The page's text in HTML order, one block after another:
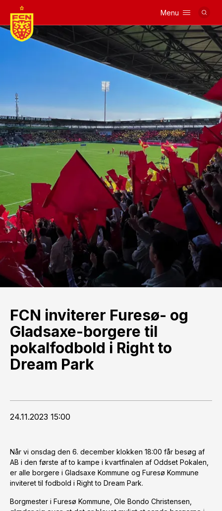
Menu
FCN inviterer Furesø- og
Gladsaxe-borgere til
pokalfodbold i Right to
Dream Park
24.11.2023 15:00
Når vi onsdag den 6. december klokken 18:00 får besøg af
AB i den første af to kampe i kvartfinalen af Oddset Pokalen,
er alle borgere i Gladsaxe Kommune og Furesø Kommune
inviteret til fodbold i Right to Dream Park.
Borgmester i Furesø Kommune, Ole Bondo Christensen,